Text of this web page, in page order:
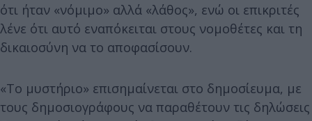
ότι ήταν «νόμιμο» αλλά «λάθος», ενώ οι επικριτές
λένε ότι αυτό εναπόκειται στους νομοθέτες και τη
δικαιοσύνη να το αποφασίσουν.
«Το μυστήριο» επισημαίνεται στο δημοσίευμα, με
τους δημοσιογράφους να παραθέτουν τις δηλώσεις